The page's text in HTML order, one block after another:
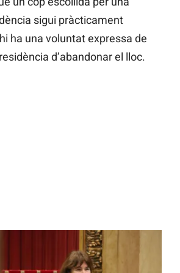
sigui pràcticament
ha una voluntat expressa de
d’abandonar el lloc.